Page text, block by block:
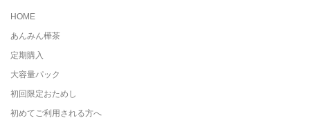
HOME
あんみん樺茶
定期購入
大容量パック
初回限定おためし
初めてご利用される方へ